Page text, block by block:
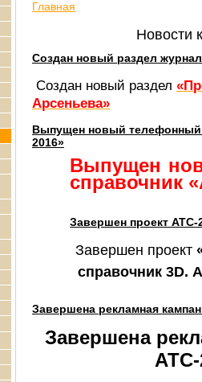
Главная
Новости
Создан новый раздел
Создан новый раздел
Арсеньева»
Выпущен новый телефонный
2016»
Выпущен
справочник
Завершен проект АТС-
Завершен проект
справочник 3D.
Завершена рекламная
Завершена
АТС-